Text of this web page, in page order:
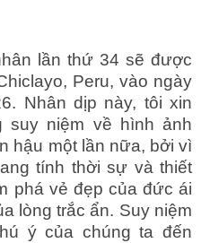
lần thứ 34 sẽ được
Peru, vào ngày
Nhân dịp này, tôi xin
suy niệm về hình ảnh
hậu một lần nữa, bởi vì
tính thời sự và thiết
phá vẻ đẹp của đức ái
lòng trắc ẩn. Suy niệm
ý của chúng ta đến